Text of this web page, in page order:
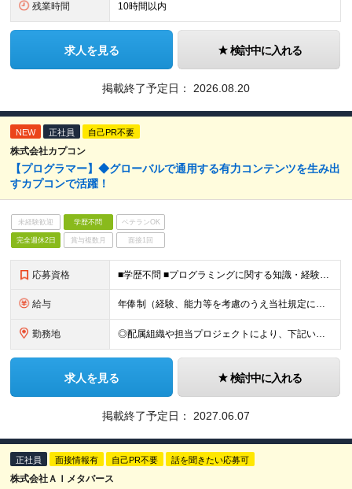
残業時間 10時間以内
求人を見る 検討中に入れる
掲載終了予定日： 2026.08.20
NEW 正社員 自己PR不要
株式会社カプコン
【プログラマー】◆グローバルで通用する有力コンテンツを生み出
すカプコンで活躍！
未経験歓迎 学歴不問 ベテランOK
完全週休2日 賞与複数月 面接1回
応募資格 ■学歴不問 ■プログラミングに関する知識・経験がある方 ※配属組織や担当プロジェクトにより異なる場合がございます。 ※詳細は、当社HPの採用情報をご参照ください。 ＜https://job.axo
給与 年俸制（経験、能力等を考慮のうえ当社規定により決定） 給与改定：年1回
勤務地 ◎配属組織や担当プロジェクトにより、下記いずれかの勤務地となります。 ※関西に本社あり※ ・東京（新宿） ・大阪（大阪市中央区） (変更の範囲)会社の定める勤務地
求人を見る 検討中に入れる
掲載終了予定日： 2027.06.07
正社員 面接情報有 自己PR不要 話を聞きたい応募可
株式会社ＡＩメタバース